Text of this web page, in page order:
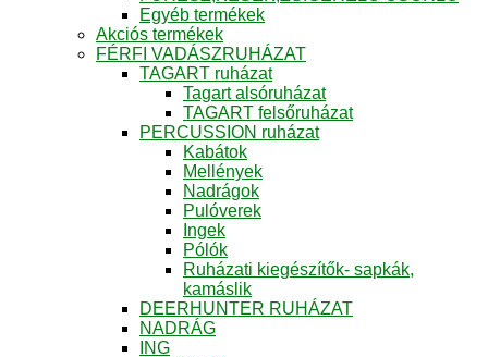
Egyéb termékek
Akciós termékek
FÉRFI VADÁSZRUHÁZAT
TAGART ruházat
Tagart alsóruházat
TAGART felsőruházat
PERCUSSION ruházat
Kabátok
Mellények
Nadrágok
Pulóverek
Ingek
Pólók
Ruházati kiegészítők- sapkák,
kamáslik
DEERHUNTER RUHÁZAT
NADRÁG
ING